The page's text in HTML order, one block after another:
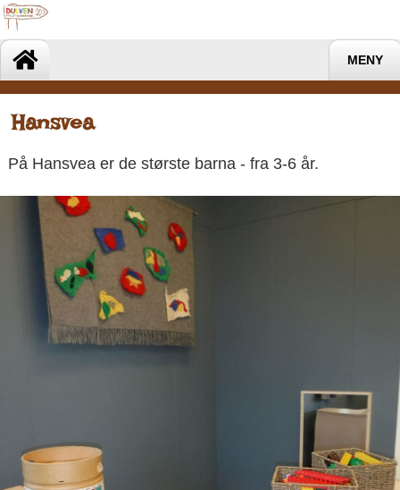
MENY
Hansvea
På Hansvea er de største barna - fra 3-6 år.